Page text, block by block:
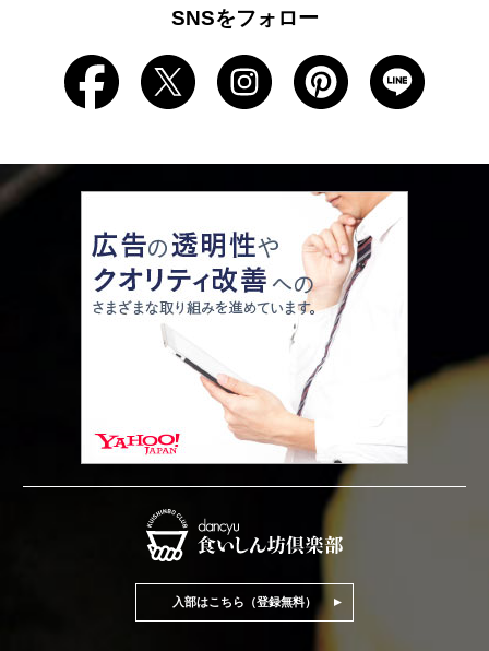
SNSをフォロー
入部はこちら（登録無料）